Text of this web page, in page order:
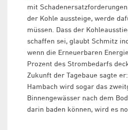
mit
der Kohle aussteige, werde
müssen. Dass der
schaffen sei, glaubt Schmitz
wenn die Erneuerbaren
Prozent des Strombedarfs
Zukunft der Tagebaue sagte
Hambach wird sogar das
Binnengewässer nach dem
darin baden können, wird es